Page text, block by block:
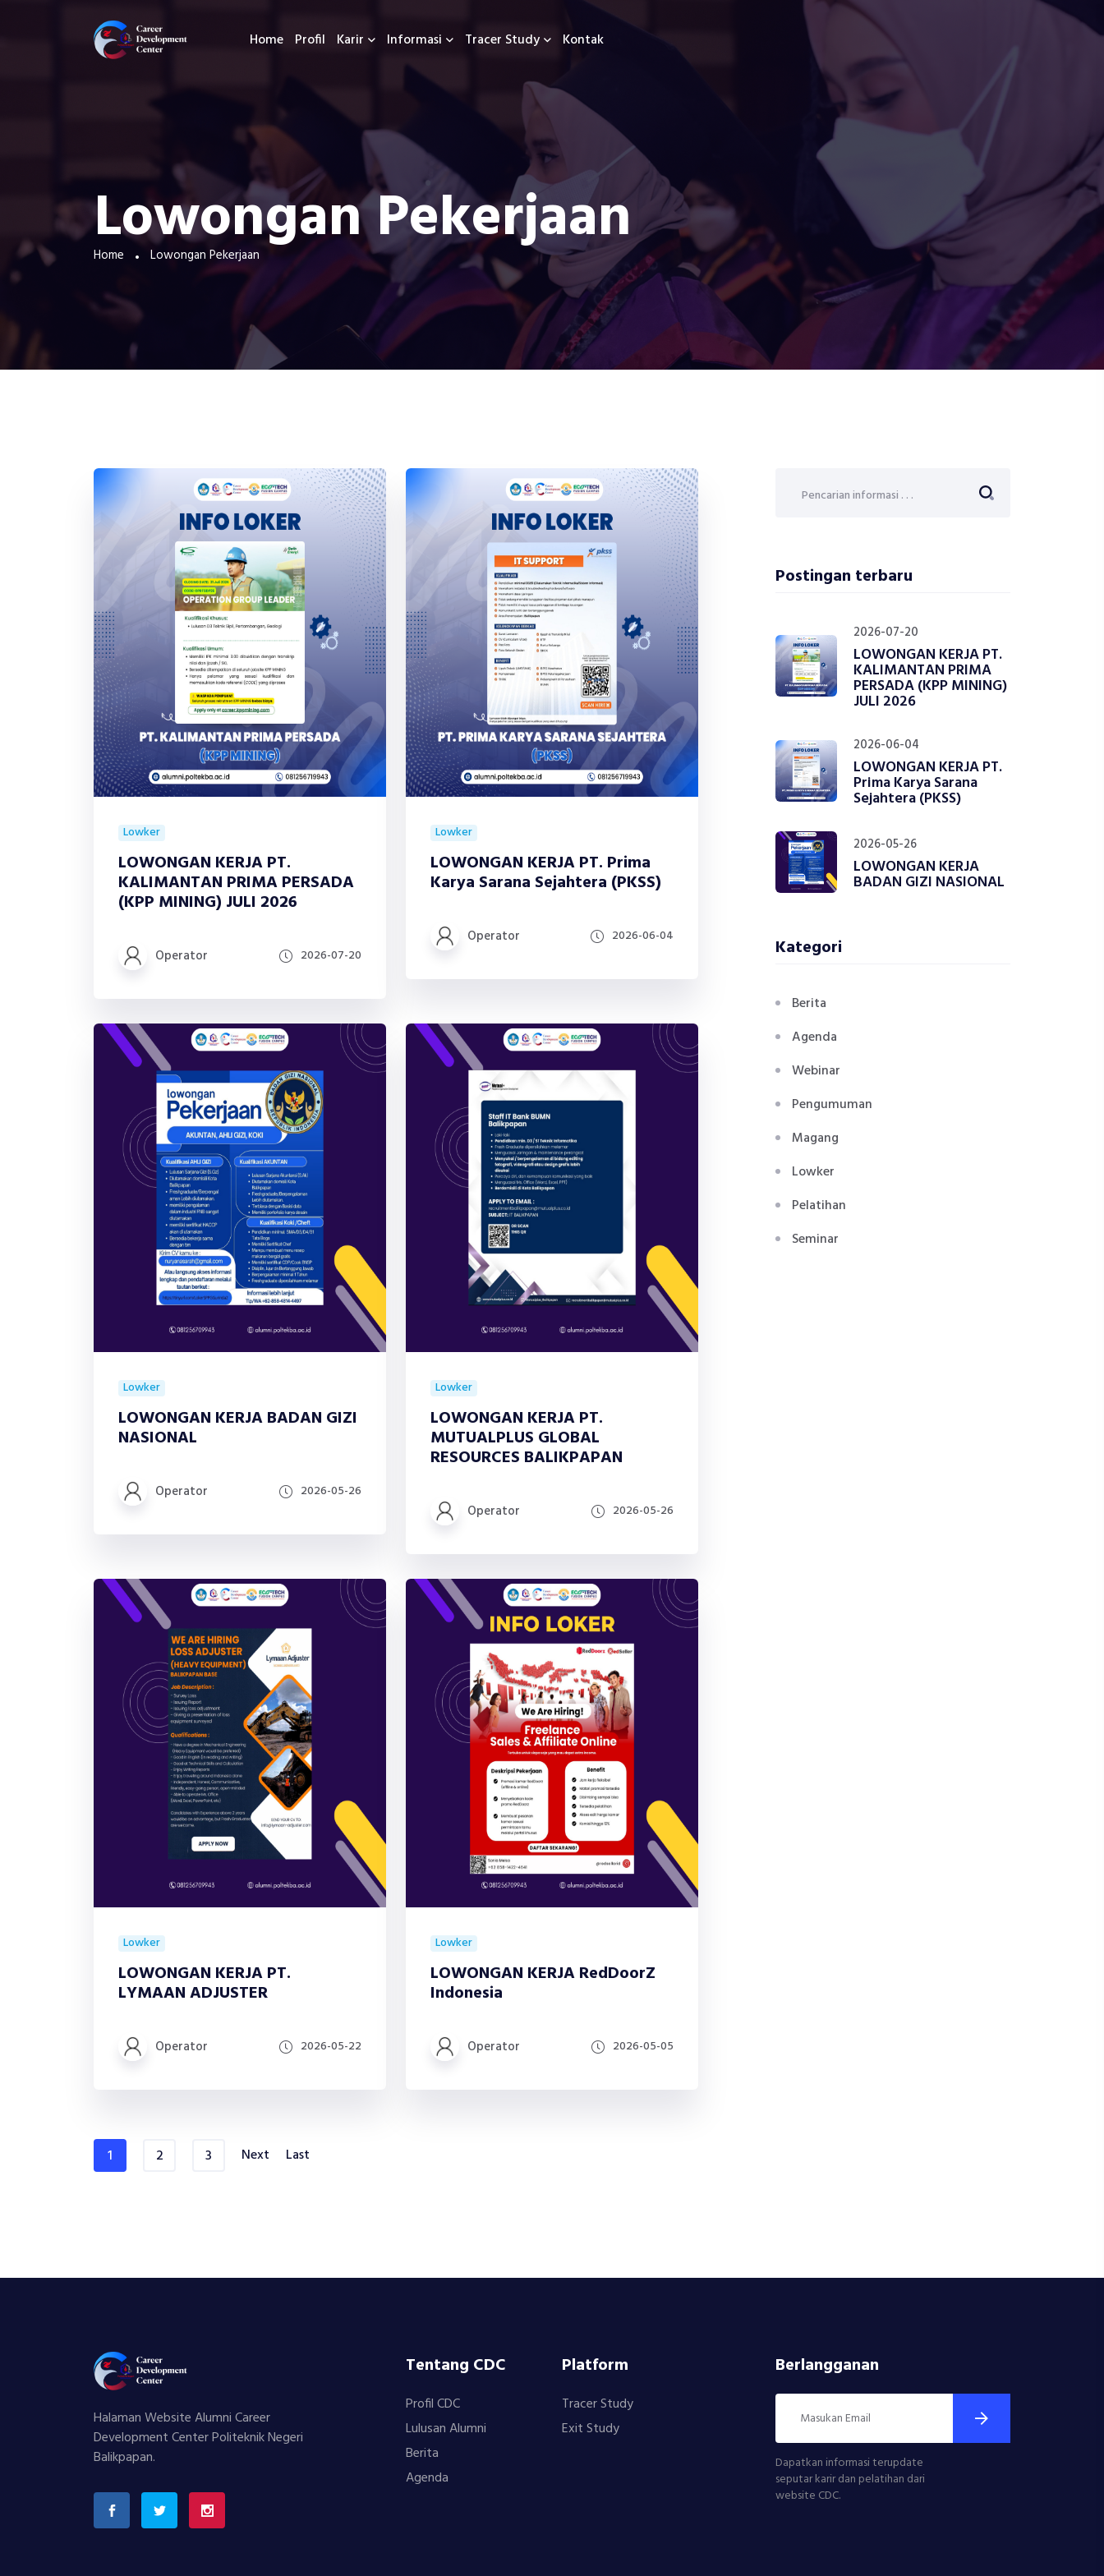
Home Profil Karir Informasi Tracer Study Kontak
Lowongan Pekerjaan
Home Lowongan Pekerjaan
Lowker
LOWONGAN KERJA PT.
KALIMANTAN PRIMA PERSADA
(KPP MINING) JULI 2026
Operator 2026-07-20
Lowker
LOWONGAN KERJA PT. Prima
Karya Sarana Sejahtera (PKSS)
Operator 2026-06-04
Lowker
LOWONGAN KERJA BADAN GIZI
NASIONAL
Operator 2026-05-26
Lowker
LOWONGAN KERJA PT.
MUTUALPLUS GLOBAL
RESOURCES BALIKPAPAN
Operator 2026-05-26
Lowker
LOWONGAN KERJA PT.
LYMAAN ADJUSTER
Operator 2026-05-22
Lowker
LOWONGAN KERJA RedDoorZ
Indonesia
Operator 2026-05-05
1 2 3 Next Last
Postingan terbaru
2026-07-20
LOWONGAN KERJA PT.
KALIMANTAN PRIMA
PERSADA (KPP MINING)
JULI 2026
2026-06-04
LOWONGAN KERJA PT.
Prima Karya Sarana
Sejahtera (PKSS)
2026-05-26
LOWONGAN KERJA
BADAN GIZI NASIONAL
Kategori
Berita
Agenda
Webinar
Pengumuman
Magang
Lowker
Pelatihan
Seminar
Halaman Website Alumni Career
Development Center Politeknik Negeri
Balikpapan.
Tentang CDC
Profil CDC
Lulusan Alumni
Berita
Agenda
Platform
Tracer Study
Exit Study
Berlangganan
Dapatkan informasi terupdate
seputar karir dan pelatihan dari
website CDC.